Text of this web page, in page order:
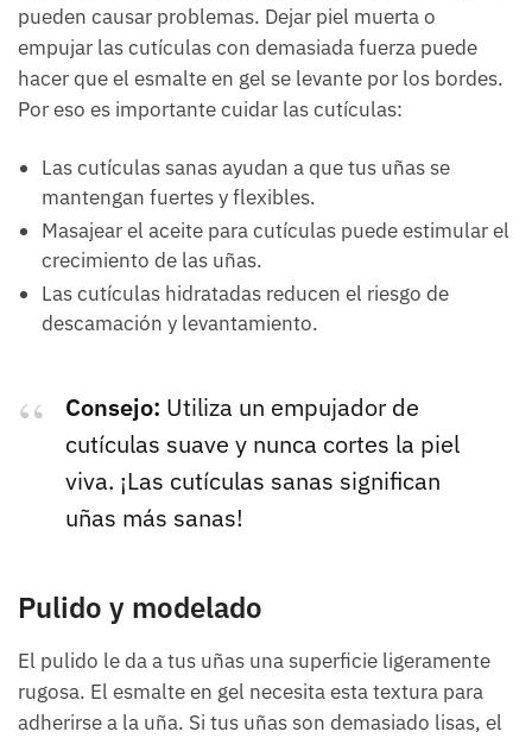
pueden causar problemas. Dejar piel muerta o
empujar las cutículas con demasiada fuerza puede
hacer que el esmalte en gel se levante por los bordes.
Por eso es importante cuidar las cutículas:
Las cutículas sanas ayudan a que tus uñas se
mantengan fuertes y flexibles.
Masajear el aceite para cutículas puede estimular el
crecimiento de las uñas.
Las cutículas hidratadas reducen el riesgo de
descamación y levantamiento.
Consejo: Utiliza un empujador de
cutículas suave y nunca cortes la piel
viva. ¡Las cutículas sanas significan
uñas más sanas!
Pulido y modelado
El pulido le da a tus uñas una superficie ligeramente
rugosa. El esmalte en gel necesita esta textura para
adherirse a la uña. Si tus uñas son demasiado lisas, el